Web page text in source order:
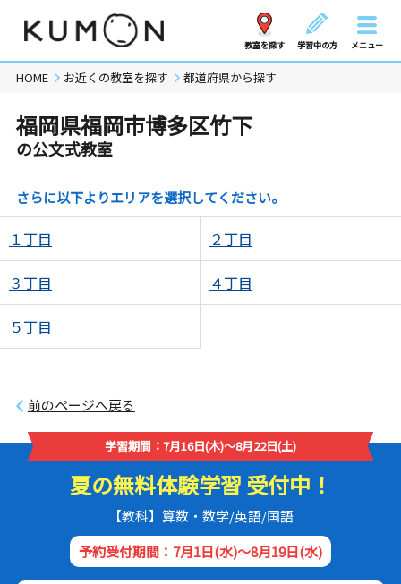
教室を探す 学習中の方 メニュー
HOME お近くの教室を探す 都道府県から探す
福岡県福岡市博多区竹下
の公文式教室
さらに以下よりエリアを選択してください。
１丁目 ２丁目
３丁目 ４丁目
５丁目
前のページへ戻る
学習期間：7月16日(木)～8月22日(土)
夏の無料体験学習 受付中！
【教科】算数・数学/英語/国語
予約受付期間：7月1日(水)～8月19日(水)